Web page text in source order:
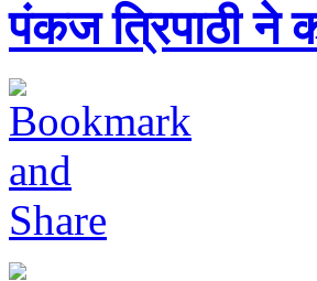
पंकज त्रिपाठी